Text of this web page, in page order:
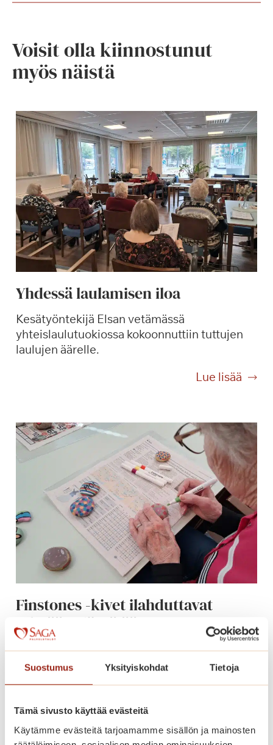
Suostumus Yksityiskohdat Tietoja
Tämä sivusto käyttää evästeitä
Käytämme evästeitä tarjoamamme sisällön ja mainosten
Voisit olla kiinnostunut
myös näistä
Yhdessä laulamisen iloa
Kesätyöntekijä Elsan vetämässä
yhteislaulutuokiossa kokoonnuttiin tuttujen
laulujen äärelle.
Lue lisää
Y
e
s
s
ä
l
a
u
l
m
i
e
l
a
Finstones -kivet ilahduttavat
tekijää ja löytäjää
Suosittuja Finstones -kiviä on tehty myös
Saga Torilinnassa.
s